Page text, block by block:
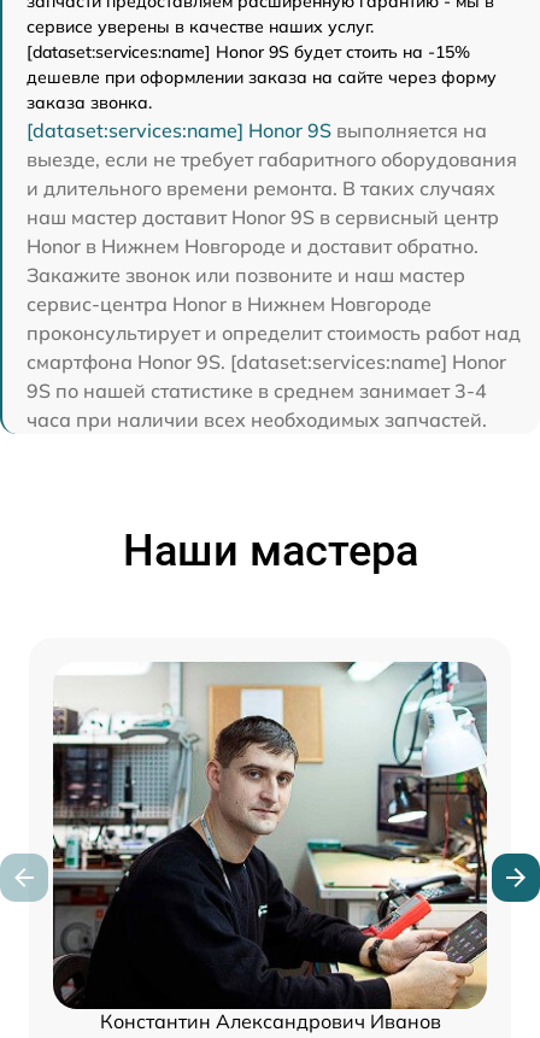
сервисе уверены в качестве наших услуг.
[dataset:services:name] Honor 9S будет стоить на -15%
дешевле при оформлении заказа на сайте через форму
заказа звонка.
[dataset:services:name] Honor 9S выполняется на
выезде, если не требует габаритного оборудования
и длительного времени ремонта. В таких случаях
наш мастер доставит Honor 9S в сервисный центр
Honor в Нижнем Новгороде и доставит обратно.
Закажите звонок или позвоните и наш мастер
сервис-центра Honor в Нижнем Новгороде
проконсультирует и определит стоимость работ над
смартфона Honor 9S. [dataset:services:name] Honor
9S по нашей статистике в среднем занимает 3-4
часа при наличии всех необходимых запчастей.
Наши мастера
Константин Александрович Иванов